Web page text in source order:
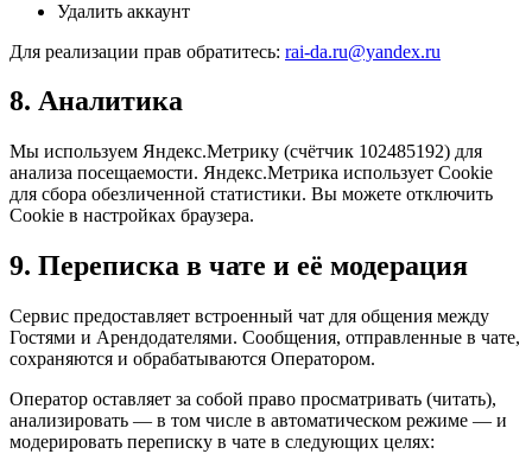
Удалить аккаунт
Для реализации прав обратитесь: rai-da.ru@yandex.ru
8. Аналитика
Мы используем Яндекс.Метрику (счётчик 102485192) для
анализа посещаемости. Яндекс.Метрика использует Cookie
для сбора обезличенной статистики. Вы можете отключить
Cookie в настройках браузера.
9. Переписка в чате и её модерация
Сервис предоставляет встроенный чат для общения между
Гостями и Арендодателями. Сообщения, отправленные в чате,
сохраняются и обрабатываются Оператором.
Оператор оставляет за собой право просматривать (читать),
анализировать — в том числе в автоматическом режиме — и
модерировать переписку в чате в следующих целях: